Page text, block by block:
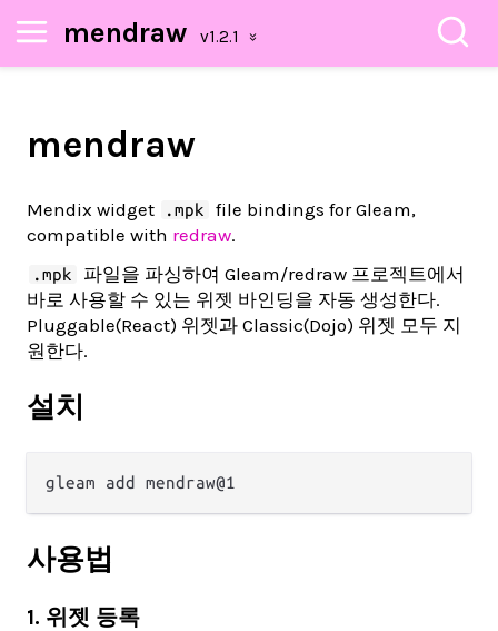
mendraw
mendraw
Mendix widget .mpk
file bindings for Gleam,
compatible with redraw.
.mpk
파일을 파싱하여 Gleam/redraw 프로젝트에서
바로 사용할 수 있는 위젯 바인딩을 자동 생성한다.
Pluggable(React) 위젯과 Classic(Dojo) 위젯 모두 지
원한다.
설치
사용법
1. 위젯 등록